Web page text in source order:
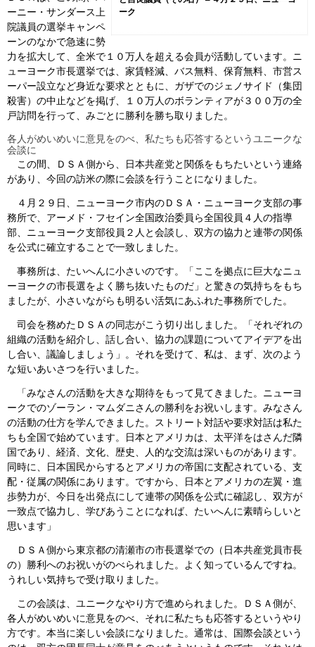
ーク
ーニー・サンダース上
院議員の選挙キャンペ
ーンのなかで急速に勢
力を拡大して、全米で１０万人を超える会員が活動しています。ニ
ューヨーク市長選挙では、家賃軽減、バス無料、保育無料、市営ス
ーパー設立など身近な要求とともに、ガザでのジェノサイド（集団
殺害）の中止などを掲げ、１０万人のボランティアが３００万の全
戸訪問を行って、みごとに勝利を勝ち取りました。
各人がめいめいに意見をのべ、私たちも応答するというユニークな
会談に
この間、ＤＳＡ側から、日本共産党と関係をもちたいという連絡
があり、今回の訪米の際に会談を行うことになりました。
４月２９日、ニューヨーク市内のＤＳＡ・ニューヨーク支部の事
務所で、アーメド・フセイン全国政治委員ら全国役員４人の指導
部、ニューヨーク支部役員２人と会談し、双方の協力と連帯の関係
を公式に確立することで一致しました。
事務所は、たいへんに小さいのです。「ここを拠点に巨大なニュ
ーヨークの市長選をよく勝ち抜いたものだ」と驚きの気持ちをもち
ましたが、小さいながらも明るい活気にあふれた事務所でした。
司会を務めたＤＳＡの同志がこう切り出しました。「それぞれの
組織の活動を紹介し、話し合い、協力の課題についてアイデアを出
し合い、議論しましょう」。それを受けて、私は、まず、次のよう
な短いあいさつを行いました。
「みなさんの活動を大きな期待をもって見てきました。ニューヨ
ークでのゾーラン・マムダニさんの勝利をお祝いします。みなさん
の活動の仕方を学んできました。ストリート対話や要求対話は私た
ちも全国で始めています。日本とアメリカは、太平洋をはさんだ隣
国であり、経済、文化、歴史、人的な交流は深いものがあります。
同時に、日本国民からするとアメリカの帝国に支配されている、支
配・従属の関係にあります。ですから、日本とアメリカの左翼・進
歩勢力が、今日を出発点にして連帯の関係を公式に確認し、双方が
一致点で協力し、学びあうことになれば、たいへんに素晴らしいと
思います」
ＤＳＡ側から東京都の清瀬市の市長選挙での（日本共産党員市長
の）勝利へのお祝いがのべられました。よく知っているんですね。
うれしい気持ちで受け取りました。
この会談は、ユニークなやり方で進められました。ＤＳＡ側が、
各人がめいめいに意見をのべ、それに私たちも応答するというやり
方です。本当に楽しい会談になりました。通常は、国際会談という